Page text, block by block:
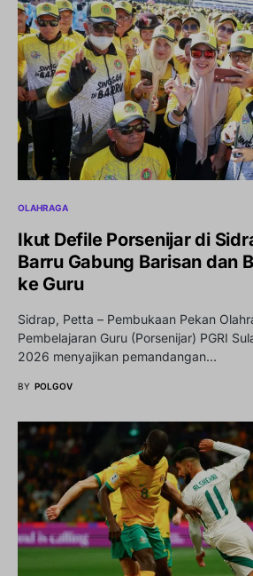
OLAHRAGA
Ikut Defile Porsenijar di
Barru Gabung Barisan dan
ke Guru
Sidrap, Petta – Pembukaan Pekan
Pembelajaran Guru (Porsenijar) PGRI
2026 menyajikan pemandangan…
BY POLGOV